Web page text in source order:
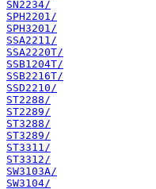
SN2234/
SPH2201/
SPH3201/
SSA2211/
SSA2220T/
SSB1204T/
SSB2216T/
SSD2210/
ST2288/
ST2289/
ST3288/
ST3289/
ST3311/
ST3312/
SW3103A/
SW3104/